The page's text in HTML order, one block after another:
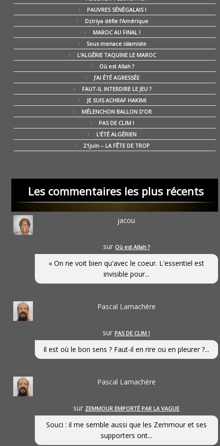
PAUVRES SÉNÉGALAIS !
Dziriya défie l’Amérique
MAROC AU FINAL !
Sous menace islamiste
L’ALGÉRIE TAQUINE LE MAROC
Où est Allah ?
J’AI ÉTÉ AGRESSÉE
FAUT-IL INTERDIRE LE JEU ?
JE SUIS ACHRAF HAKIMI
MÉLENCHON BALLON D’OR
PAS DE CLIM !
L’ÉTÉ ALGÉRIEN
21juin – LA FÊTE DE TROP
Les commentaires les plus récents
jacou
sur Où est Allah ?
« On ne voit bien qu'avec le coeur. L'essentiel est
invisible pour...
Pascal Lamachère
sur PAS DE CLIM !
Il est où le bon sens ? Faut-il en rire ou en pleurer ?...
Pascal Lamachère
sur ZEMMOUR EMPORTÉ PAR LA VAGUE
Souci : il me semble aussi que les Zemmour et ses
supporters ont...